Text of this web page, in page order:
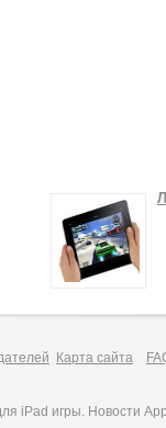
Карта сайта
iPad игры. Новости